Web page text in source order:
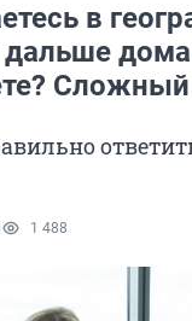
в
Сложный
1 488